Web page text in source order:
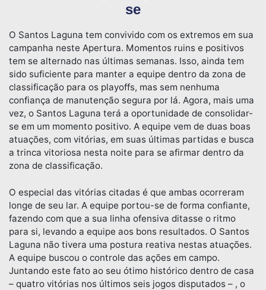
se
O Santos Laguna tem convivido com os extremos em sua
campanha neste Apertura. Momentos ruins e positivos
tem se alternado nas últimas semanas. Isso, ainda tem
sido suficiente para manter a equipe dentro da zona de
classificação para os playoffs, mas sem nenhuma
confiança de manutenção segura por lá. Agora, mais uma
vez, o Santos Laguna terá a oportunidade de consolidar-
se em um momento positivo. A equipe vem de duas boas
atuações, com vitórias, em suas últimas partidas e busca
a trinca vitoriosa nesta noite para se afirmar dentro da
zona de classificação.
O especial das vitórias citadas é que ambas ocorreram
longe de seu lar. A equipe portou-se de forma confiante,
fazendo com que a sua linha ofensiva ditasse o ritmo
para si, levando a equipe aos bons resultados. O Santos
Laguna não tivera uma postura reativa nestas atuações.
A equipe buscou o controle das ações em campo.
Juntando este fato ao seu ótimo histórico dentro de casa
– quatro vitórias nos últimos seis jogos disputados – , o